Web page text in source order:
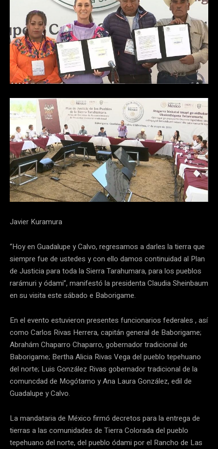
Javier Kuramura
“Hoy en Guadalupe y Calvo, regresamos a darles la tierra que
siempre fue de ustedes y con ello damos continuidad al Plan
de Justicia para toda la Sierra Tarahumara, para los pueblos
rarámuri y ódami”, manifestó la presidenta Claudia Sheinbaum
en su visita este sábado e Baborigame.
En el evento estuvieron presentes funcionarios federales , así
como Carlos Rivas Herrera, capitán general de Baborigame;
Abrahám Chaparro Chaparro, gobernador tradicional de
Baborigame; Bertha Alicia Rivas Vega del pueblo tepehuano
del norte; Luis González Rivas gobernador tradicional de la
comuncdad de Mogótamo y Ana Laura González, edil de
Guadalupe y Calvo.
La mandataria de México firmó decretos para la entrega de
tierras a las comunidades de Tierra Colorada del pueblo
tepehuano del norte, del pueblo ódami por el Rancho de Las